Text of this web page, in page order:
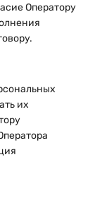
Оператору
их